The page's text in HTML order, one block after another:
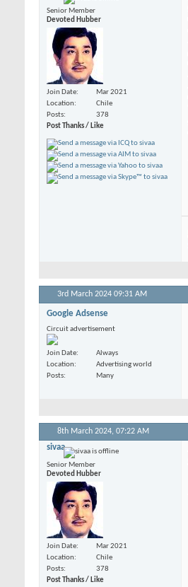
Senior Member
Devoted Hubber
Join Date
Mar 2021
Location
Chile
Posts
378
Post Thanks / Like
3rd March 2024 09:31 AM
Google Adsense
Circuit advertisement
Join Date
Always
Location
Advertising world
Posts
Many
8th March 2024, 07:22 AM
sivaa
Senior Member
Devoted Hubber
Join Date
Mar 2021
Location
Chile
Posts
378
Post Thanks / Like